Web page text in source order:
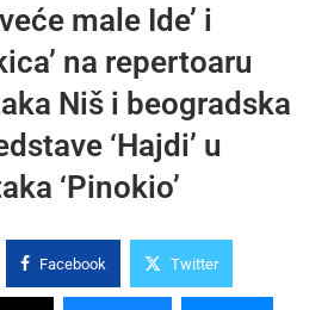
male Ide’ i
na repertoaru
Niš i beogradska
‘Hajdi’ u
‘Pinokio’
Facebook Twitter